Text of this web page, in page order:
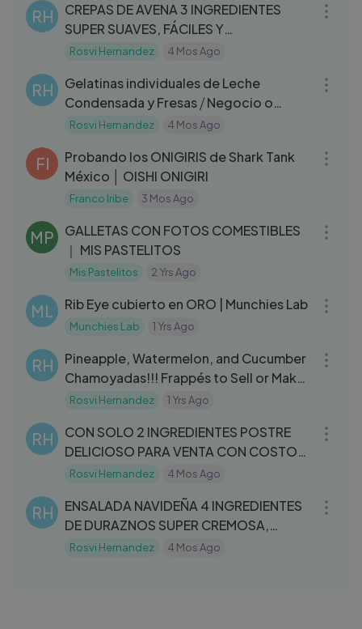
RH
CREPAS DE AVENA 3 INGREDIENTES
SUPER SUAVES, FÁCILES Y
RIQUISIMAS!!!
Rosvi Hernandez 4 Mos Ago
RH
Gelatinas individuales de Leche
Condensada y Fresas ⧸ Negocio o
venta con costos
Rosvi Hernandez 4 Mos Ago
FI
Probando los ONIGIRIS de Shark Tank
México │ OISHI ONIGIRI
Franco Iribe 3 Mos Ago
MP
GALLETAS CON FOTOS COMESTIBLES
｜ MIS PASTELITOS
Mis Pastelitos 2 Yrs Ago
ML Rib Eye cubierto en ORO | Munchies Lab
Munchies Lab 1 Yrs Ago
RH
Pineapple, Watermelon, and Cucumber
Chamoyadas!!! Frappés to Sell or Make
at Home!!!
Rosvi Hernandez 1 Yrs Ago
RH
CON SOLO 2 INGREDIENTES POSTRE
DELICIOSO PARA VENTA CON COSTOS
EXACTOS INDV
Rosvi Hernandez 4 Mos Ago
RH
ENSALADA NAVIDEÑA 4 INGREDIENTES
DE DURAZNOS SUPER CREMOSA,
ECONOMICA Y
Rosvi Hernandez 4 Mos Ago